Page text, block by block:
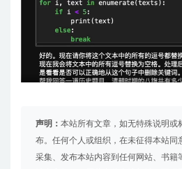
声明： 本站所有文章，如无特殊说明或
布。任何个人或组织，在未征得本站同
采集、发布本站内容到任何网站、书籍